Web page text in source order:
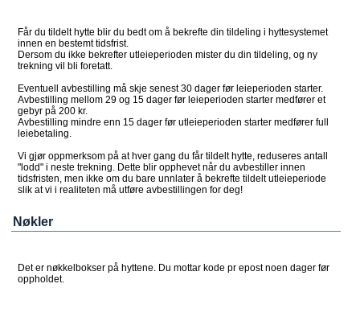
Får du tildelt hytte blir du bedt om å bekrefte din tildeling i hyttesystemet
innen en bestemt tidsfrist.
Dersom du ikke bekrefter utleieperioden mister du din tildeling, og ny
trekning vil bli foretatt.
Eventuell avbestilling må skje senest 30 dager før leieperioden starter.
Avbestilling mellom 29 og 15 dager før leieperioden starter medfører et
gebyr på 200 kr.
Avbestilling mindre enn 15 dager før utleieperioden starter medfører full
leiebetaling.
Vi gjør oppmerksom på at hver gang du får tildelt hytte, reduseres antall
"lodd" i neste trekning. Dette blir opphevet når du avbestiller innen
tidsfristen, men ikke om du bare unnlater å bekrefte tildelt utleieperiode
slik at vi i realiteten må utføre avbestillingen for deg!
Nøkler
Det er nøkkelbokser på hyttene. Du mottar kode pr epost noen dager før
oppholdet.